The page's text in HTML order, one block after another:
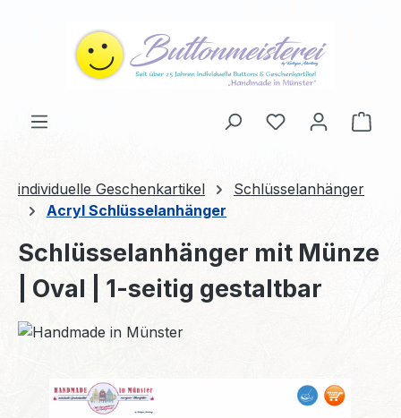
Du hast 0
individuelle Geschenkartikel
Schlüsselanhänger
Acryl Schlüsselanhänger
Schlüsselanhänger mit Münze
| Oval | 1-seitig gestaltbar
Bildergalerie überspringen